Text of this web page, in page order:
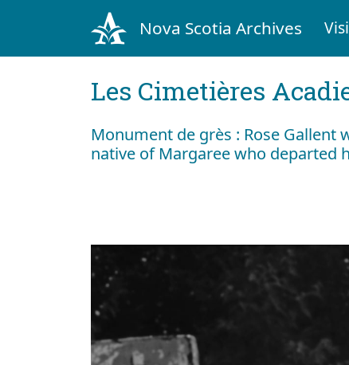
Nova Scotia Archives
Les Cimetières
Monument de grès : Rose Gallent
native of Margaree who departed